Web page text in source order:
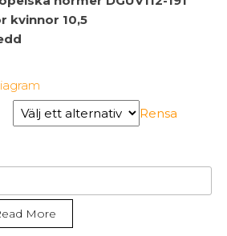
kvinnor 10,5
Rensa
More